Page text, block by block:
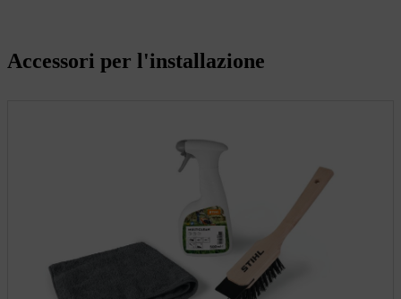
Accessori per l'installazione